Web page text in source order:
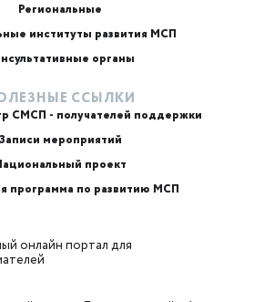
Региональные
институты развития МСП
органы
ССЫЛКИ
СМСП - получателей поддержки
Записи мероприятий
проект
программа по развитию МСП
онлайн портал для
и регуляторика
Email или телефон — на выбор